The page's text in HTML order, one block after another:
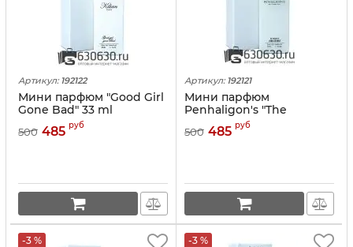
Артикул: 192122
Мини парфюм "Good Girl
Gone Bad" 33 ml
500 485 руб
Артикул: 192121
Мини парфюм
Penhaligon's "The
Tragedy Of Lord George"
33 ml
500 485 руб
-3 % -3 %